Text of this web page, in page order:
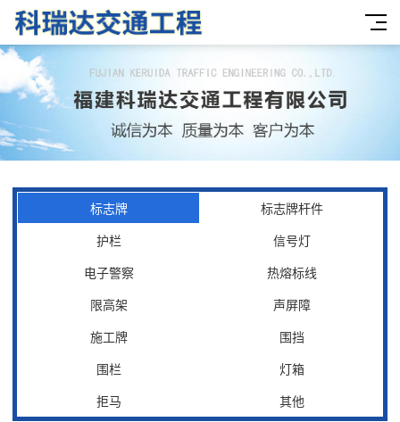
标志牌
标志牌杆件
护栏
信号灯
电子警察
热熔标线
限高架
声屏障
施工牌
围挡
围栏
灯箱
拒马
其他